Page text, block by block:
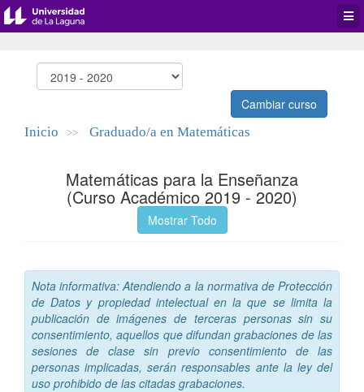
Cambiar curso
Inicio >> Graduado/a en Matemáticas
Matemáticas para la Enseñanza
(Curso Académico 2019 - 2020)
Mostrar Todo
Nota informativa: Atendiendo a la normativa de Protección
de Datos y propiedad intelectual en la que se limita la
publicación de imágenes de terceras personas sin su
consentimiento, aquellos que difundan grabaciones de las
sesiones de clase sin previo consentimiento de las
personas implicadas, serán responsables ante la ley del
uso prohibido de las citadas grabaciones.